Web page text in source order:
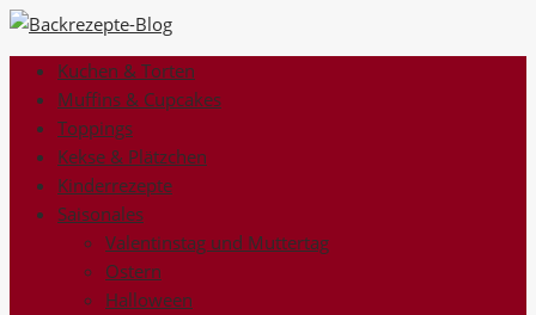
Kuchen & Torten
Muffins & Cupcakes
Toppings
Kekse & Plätzchen
Kinderrezepte
Saisonales
Valentinstag und Muttertag
Ostern
Halloween